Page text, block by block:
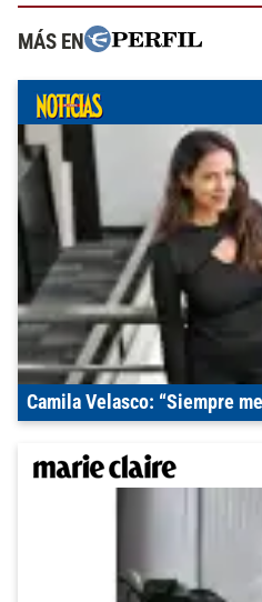
MÁS EN
Camila Velasco: “Siempre